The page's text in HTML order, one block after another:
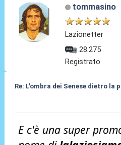
tommasino
Lazionetter
28.275
Registrato
Re: L'ombra dei Senese dietro la
E c'è una super